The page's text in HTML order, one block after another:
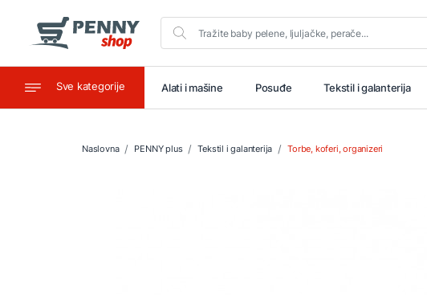
Sve kategorije
Ugostiteljstvo Alati i mašine Posuđe Tekstil i galanterija
Naslovna PENNY plus Tekstil i galanterija Torbe, koferi, organizeri